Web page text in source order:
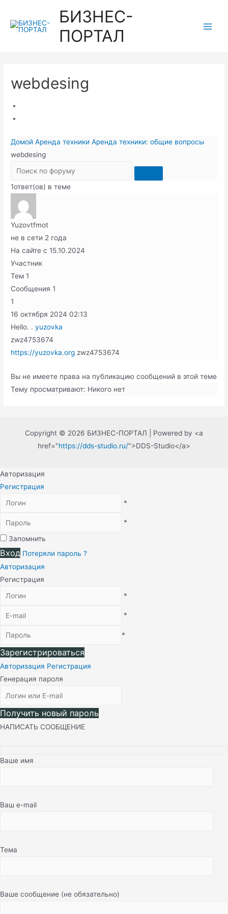
содержимому
БИЗНЕС-
ПОРТАЛ
webdesing
Домой Аренда техники Аренда техники: общие вопросы
webdesing
1ответ(ов) в теме
Yuzovtfmot
не в сети 2 года
На сайте с 15.10.2024
Участник
Тем 1
Сообщения 1
1
16 октября 2024 02:13
Hello. .yuzovka
zwz4753674
https://yuzovka.org zwz4753674
Вы не имеете права на публикацию сообщений в этой теме
Тему просматривают: Никого нет
Copyright © 2026 БИЗНЕС-ПОРТАЛ | Powered by <a
href="https://dds-studio.ru/">DDS-Studio</a>
Авторизация
Регистрация
*
*
Запомнить
Вход Потеряли пароль ?
Авторизация
Регистрация
*
*
*
Зарегистрироваться
Авторизация Регистрация
Генерация пароля
Получить новый пароль
НАПИСАТЬ СООБЩЕНИЕ
Ваше имя
Ваш e-mail
Тема
Ваше сообщение (не обязательно)